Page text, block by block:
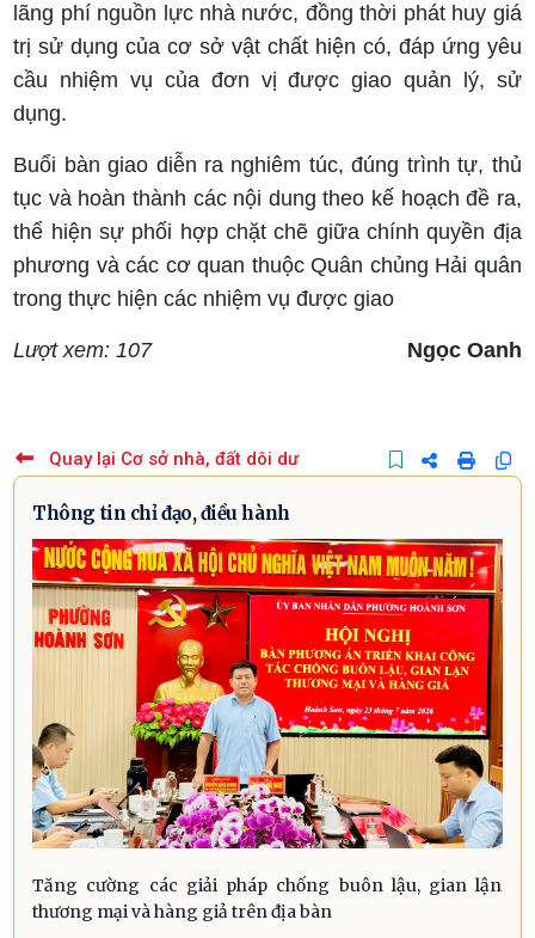
lãng phí nguồn lực nhà nước, đồng thời phát huy giá
trị sử dụng của cơ sở vật chất hiện có, đáp ứng yêu
cầu nhiệm vụ của đơn vị được giao quản lý, sử
dụng.
Buổi bàn giao diễn ra nghiêm túc, đúng trình tự, thủ
tục và hoàn thành các nội dung theo kế hoạch đề ra,
thể hiện sự phối hợp chặt chẽ giữa chính quyền địa
phương và các cơ quan thuộc Quân chủng Hải quân
trong thực hiện các nhiệm vụ được giao
Lượt xem: 107 Ngọc Oanh
Quay lại Cơ sở nhà, đất dôi dư
Thông tin chỉ đạo, điều hành
Tăng cường các giải pháp chống buôn lậu, gian lận
thương mại và hàng giả trên địa bàn